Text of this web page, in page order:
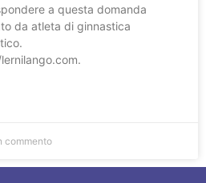
a questa domanda
da atleta di ginnastica
commento